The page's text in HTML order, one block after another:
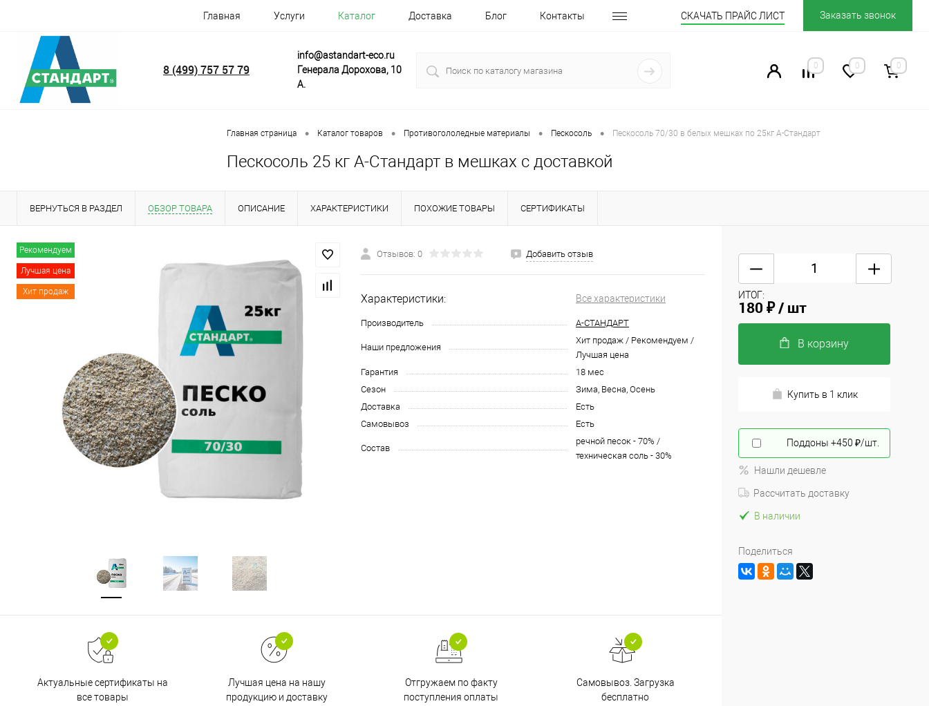
Главная Услуги Каталог Доставка Блог Контакты СКАЧАТЬ ПРАЙС ЛИСТ Заказать звонок
8 (499) 757 57 79
info@astandart-eco.ru
Генерала Дорохова, 10
А.
0 0 0
Главная страница • Каталог товаров • Противогололедные материалы • Пескосоль • Пескосоль 70/30 в белых мешках по 25кг А-Стандарт
Пескосоль 25 кг А-Стандарт в мешках с доставкой
ВЕРНУТЬСЯ В РАЗДЕЛ ОБЗОР ТОВАРА ОПИСАНИЕ ХАРАКТЕРИСТИКИ ПОХОЖИЕ ТОВАРЫ СЕРТИФИКАТЫ
Рекомендуем
Лучшая цена
Хит продаж
Отзывов: 0 Добавить отзыв
Характеристики: Все характеристики
Производитель А-СТАНДАРТ
Наши предложения
Хит продаж / Рекомендуем /
Лучшая цена
Гарантия
18 мес
Сезон
Зима, Весна, Осень
Доставка
Есть
Самовывоз
Есть
Состав
речной песок - 70% /
техническая соль - 30%
Актуальные сертификаты на
все товары
Лучшая цена на нашу
продукцию и доставку
Отгружаем по факту
поступления оплаты
Самовывоз. Загрузка
бесплатно
ИТОГ:
180 ₽/ шт
В корзину
Купить в 1 клик
Поддоны +450 ₽/шт.
Нашли дешевле
Рассчитать доставку
В наличии
Поделиться